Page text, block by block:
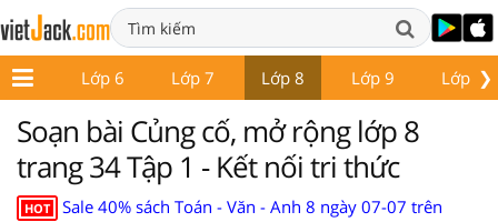
❯
5 Lớp 6 Lớp 7 Lớp 8 Lớp 9 Lớp 10
Soạn bài Củng cố, mở rộng lớp 8
trang 34 Tập 1 - Kết nối tri thức
HOT
Sale 40% sách Toán - Văn - Anh 8 ngày 07-07 trên